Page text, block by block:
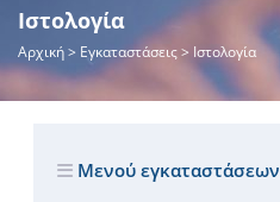
Ιστολογία
Αρχική> Εγκαταστάσεις > Ιστολογία
Μενού εγκαταστάσεων